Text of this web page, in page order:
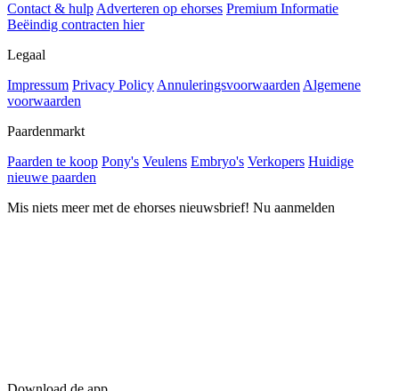
Contact & hulp Adverteren op ehorses Premium Informatie
Beëindig contracten hier
Legaal
Impressum Privacy Policy Annuleringsvoorwaarden Algemene
voorwaarden
Paardenmarkt
Paarden te koop Pony's Veulens Embryo's Verkopers Huidige
nieuwe paarden
Mis niets meer met de ehorses nieuwsbrief! Nu aanmelden